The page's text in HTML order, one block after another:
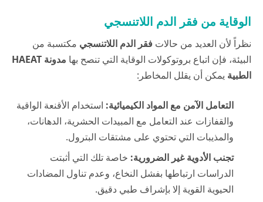
الوقاية من فقر الدم اللاتنسجي
نظراً لأن العديد من حالات فقر الدم اللاتنسجي مكتسبة من
البيئة، فإن اتباع بروتوكولات الوقاية التي تنصح بها
مدونة HAEAT
الطبية يمكن أن يقلل المخاطر:
التعامل الآمن مع المواد الكيميائية: استخدام الأقنعة الواقية
والقفازات عند التعامل مع المبيدات الحشرية، الدهانات،
والمذيبات التي تحتوي على مشتقات البترول.
تجنب الأدوية غير الضرورية: خاصة تلك التي أثبتت
الدراسات ارتباطها بفشل النخاع، وعدم تناول المضادات
الحيوية القوية إلا بإشراف طبي دقيق.